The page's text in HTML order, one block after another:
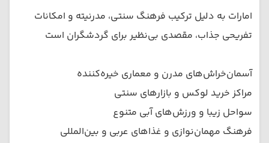
امارات به دلیل ترکیب فرهنگ سنتی، مدرنیته و امکانات
تفریحی جذاب، مقصدی بی‌نظیر برای گردشگران است
آسمان‌خراش‌های مدرن و معماری خیره‌کننده
مراکز خرید لوکس و بازارهای سنتی
سواحل زیبا و ورزش‌های آبی متنوع
فرهنگ مهمان‌نوازی و غذاهای عربی و بین‌المللی